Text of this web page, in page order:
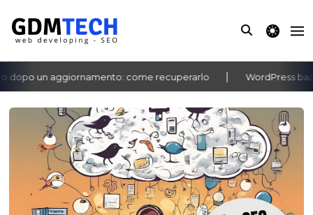
theme
un aggiornamento: come recuperarlo WordPress
‹ ›